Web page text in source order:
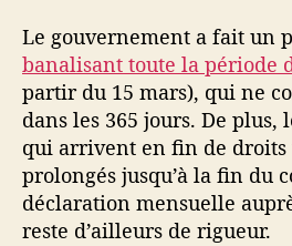
Le gouvernement a fait un
banalisant toute la période
partir du 15 mars), qui ne
dans les 365 jours. De plus,
qui arrivent en fin de
prolongés jusqu’à la fin du
déclaration mensuelle
reste d’ailleurs de rigueur.